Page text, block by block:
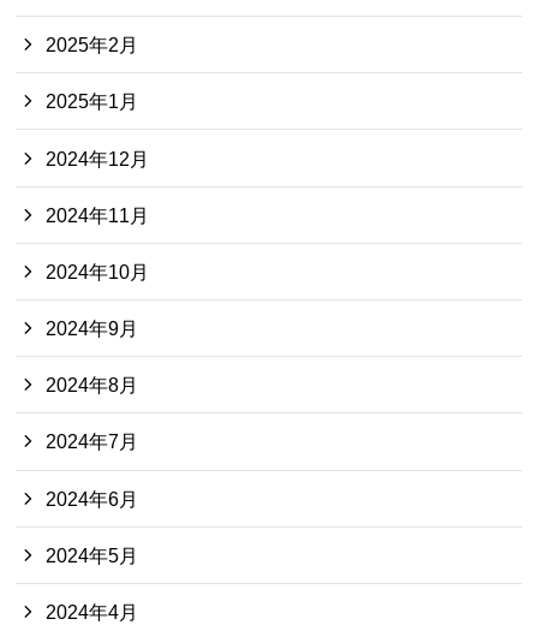
2025年2月
2025年1月
2024年12月
2024年11月
2024年10月
2024年9月
2024年8月
2024年7月
2024年6月
2024年5月
2024年4月